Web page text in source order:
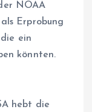
NOAA
Erprobung
ein
könnten.
hebt die